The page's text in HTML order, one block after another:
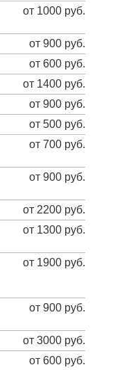
от 1000 руб.
от 900 руб.
от 600 руб.
от 1400 руб.
от 900 руб.
от 500 руб.
от 700 руб.
от 900 руб.
от 2200 руб.
от 1300 руб.
от 1900 руб.
от 900 руб.
от 3000 руб.
от 600 руб.